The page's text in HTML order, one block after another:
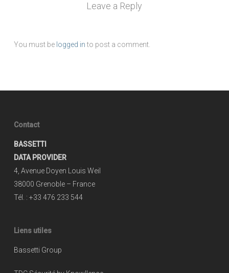
Leave a Reply
You must be logged into post a comment.
Contact
BASSETTI
DATA PROVIDER
4, Avenue Doyen Louis Weil
38000 Grenoble – France
Tél. : +33 476 233 544
Liens utiles
Bassetti Group